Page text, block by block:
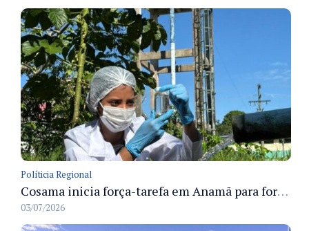
Políticia Regional
Cosama inicia força-tarefa em Anamã para fortalecer abastecimento de água e segurança hídrica da população
03/07/2026